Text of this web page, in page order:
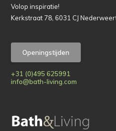
Volop inspiratie!
Kerkstraat 78, 6031 CJ
Openingstijden
+31 (0)495 625991
info@bath-living.com